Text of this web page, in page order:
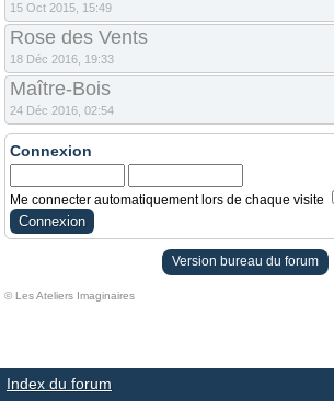
15 Oct 2015, 15:49
Rose des Vents
18 Déc 2016, 19:33
Maître-Bois
24 Déc 2016, 02:54
Connexion
Me connecter automatiquement lors de chaque visite
Version bureau du forum
© Les Ateliers Imaginaires
Index du forum